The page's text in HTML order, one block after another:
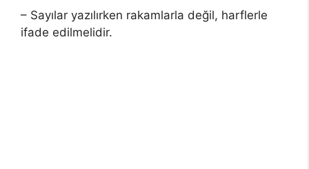
– Sayılar yazılırken rakamlarla değil, harflerle
ifade edilmelidir.